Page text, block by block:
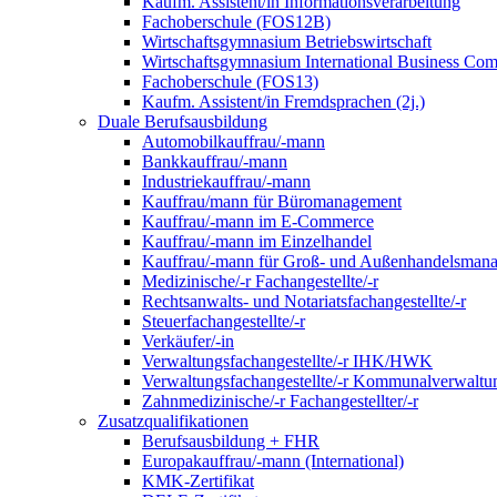
Fachoberschule (FOS12B)
Wirtschaftsgymnasium Betriebswirtschaft
Wirtschaftsgymnasium International Business
Fachoberschule (FOS13)
Kaufm. Assistent/in Fremdsprachen (2j.)
Duale Berufsausbildung
Automobilkauffrau/-mann
Bankkauffrau/-mann
Industriekauffrau/-mann
Kauffrau/mann für Büromanagement
Kauffrau/-mann im E-Commerce
Kauffrau/-mann im Einzelhandel
Kauffrau/-mann für Groß- und
Medizinische/-r Fachangestellte/-r
Rechtsanwalts- und Notariatsfachangestellte/-r
Steuerfachangestellte/-r
Verkäufer/-in
Verwaltungs­fach­angestellte/-r IHK/HWK
Verwaltungsfach­angestellte/-r
Zahnmedizinische/-r Fachangestellter/-r
Zusatzqualifikationen
Berufsausbildung + FHR
Europakauffrau/-mann (International)
KMK-Zertifikat